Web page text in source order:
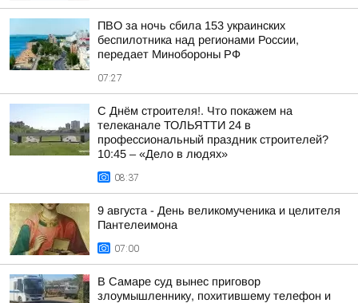
ПВО за ночь сбила 153 украинских
беспилотника над регионами России,
передает Минобороны РФ
07:27
С Днём строителя!. Что покажем на
телеканале ТОЛЬЯТТИ 24 в
профессиональный праздник строителей?
10:45 – «Дело в людях»
08:37
9 августа - День великомученика и целителя
Пантелеимона
07:00
В Самаре суд вынес приговор
злоумышленнику, похитившему телефон и